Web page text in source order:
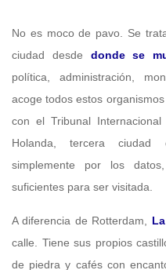
No es moco de pavo. Se
ciudad desde donde se
política, administración,
acoge todos estos
con el Tribunal
Holanda, tercera
simplemente por los
suficientes para ser visitada.
A diferencia de Rotterdam,
calle. Tiene sus propios
de piedra y cafés con